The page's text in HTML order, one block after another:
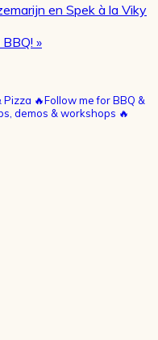
en Spek à la Viky
»
Pizza 🔥Follow me for BBQ &
demos & workshops 🔥